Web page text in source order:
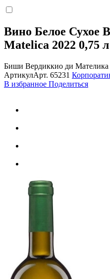
Вино Белое Сухое
Matelica 2022 0,75 л
Биши Вердиккио ди Мателика
АртикулАрт. 65231
В избранное Поделиться